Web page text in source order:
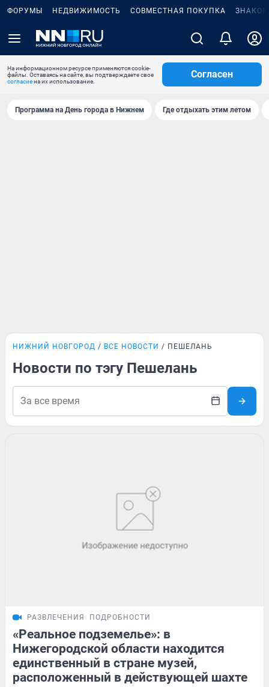
ФОРУМЫ НЕДВИЖИМОСТЬ СОВМЕСТНАЯ ПОКУПКА
На информационном ресурсе применяются cookie-
файлы. Оставаясь на сайте, вы подтверждаете свое
согласиена их использование.
Согласен
Программа на День города в Нижнем Где отдыхать этим летом
НИЖНИЙ НОВГОРОД ВСЕ НОВОСТИ ПЕШЕЛАНЬ
Новости по тэгу Пешелань
РАЗВЛЕЧЕНИЯ ПОДРОБНОСТИ
«Реальное подземелье»: в
Нижегородской области находится
единственный в стране музей,
расположенный в действующей шахте